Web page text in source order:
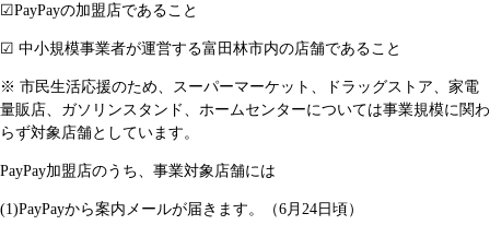
☑PayPayの加盟店であること
☑ 中小規模事業者が運営する富田林市内の店舗であること
※ 市民生活応援のため、スーパーマーケット、ドラッグストア、家電
量販店、ガソリンスタンド、ホームセンターについては事業規模に関わ
らず対象店舗としています。
PayPay加盟店のうち、事業対象店舗には
(1)PayPayから案内メールが届きます。（6月24日頃）